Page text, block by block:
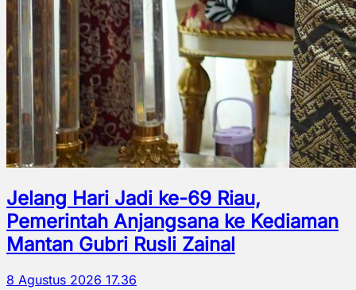
Jelang Hari Jadi ke-69 Riau,
Pemerintah Anjangsana ke Kediaman
Mantan Gubri Rusli Zainal
8 Agustus 2026 17.36